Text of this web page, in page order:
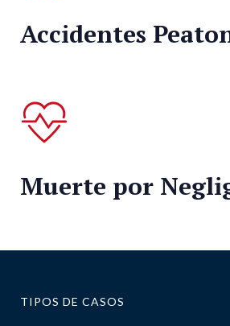
Accidentes
Muerte por
TIPOS DE CASOS